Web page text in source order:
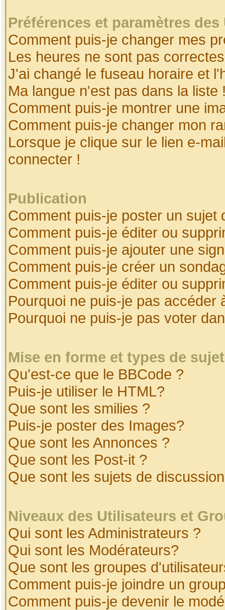
Préférences et paramètres
Comment puis-je changer mes
Les heures ne sont pas
J'ai changé le fuseau horaire et
Ma langue n'est pas dans la liste
Comment puis-je montrer une
Comment puis-je changer mon
Lorsque je clique sur le lien e-
connecter !
Publication
Comment puis-je poster un sujet
Comment puis-je éditer ou
Comment puis-je ajouter une
Comment puis-je créer un
Comment puis-je éditer ou
Pourquoi ne puis-je pas accéder
Pourquoi ne puis-je pas voter
Mise en forme et types de
Qu'est-ce que le BBCode ?
Puis-je utiliser le HTML?
Que sont les smilies ?
Puis-je poster des Images?
Que sont les Annonces ?
Que sont les Post-it ?
Que sont les sujets de
Niveaux des Utilisateurs et
Qui sont les Administrateurs ?
Qui sont les Modérateurs?
Que sont les groupes
Comment puis-je joindre un
Comment puis-je devenir le